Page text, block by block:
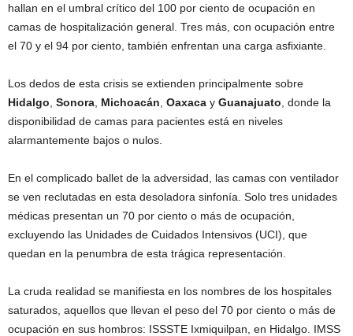
hallan en el umbral crítico del 100 por ciento de ocupación en
camas de hospitalización general. Tres más, con ocupación entre
el 70 y el 94 por ciento, también enfrentan una carga asfixiante.
Los dedos de esta crisis se extienden principalmente sobre
Hidalgo Sonora Michoacán Oaxaca y Guanajuato , donde la
disponibilidad de camas para pacientes está en niveles
alarmantemente bajos o nulos.
En el complicado ballet de la adversidad, las camas con ventilador
se ven reclutadas en esta desoladora sinfonía. Solo tres unidades
médicas presentan un 70 por ciento o más de ocupación,
excluyendo las Unidades de Cuidados Intensivos (UCI), que
quedan en la penumbra de esta trágica representación.
La cruda realidad se manifiesta en los nombres de los hospitales
saturados, aquellos que llevan el peso del 70 por ciento o más de
ocupación en sus hombros: ISSSTE Ixmiquilpan, en Hidalgo. IMSS